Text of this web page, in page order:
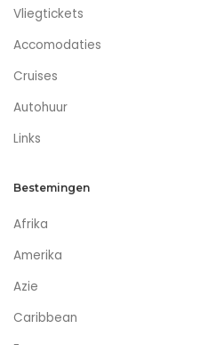
Vliegtickets
Accomodaties
Cruises
Autohuur
Links
Bestemingen
Afrika
Amerika
Azie
Caribbean